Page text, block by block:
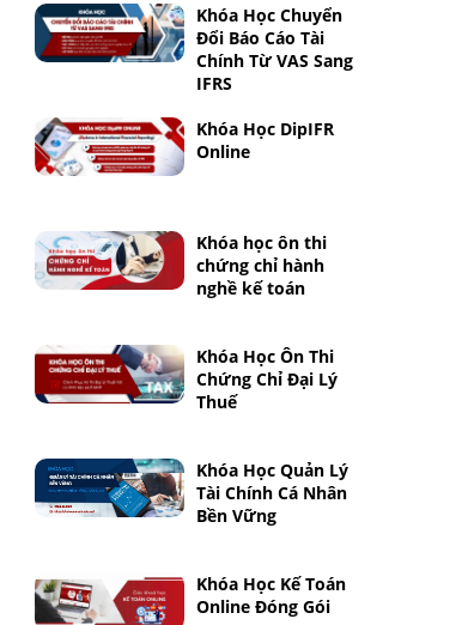
Khóa Học Chuyển
Đổi Báo Cáo Tài
Chính Từ VAS Sang
IFRS
Khóa Học DipIFR
Online
Khóa học ôn thi
chứng chỉ hành
nghề kế toán
Khóa Học Ôn Thi
Chứng Chỉ Đại Lý
Thuế
Khóa Học Quản Lý
Tài Chính Cá Nhân
Bền Vững
Khóa Học Kế Toán
Online Đóng Gói